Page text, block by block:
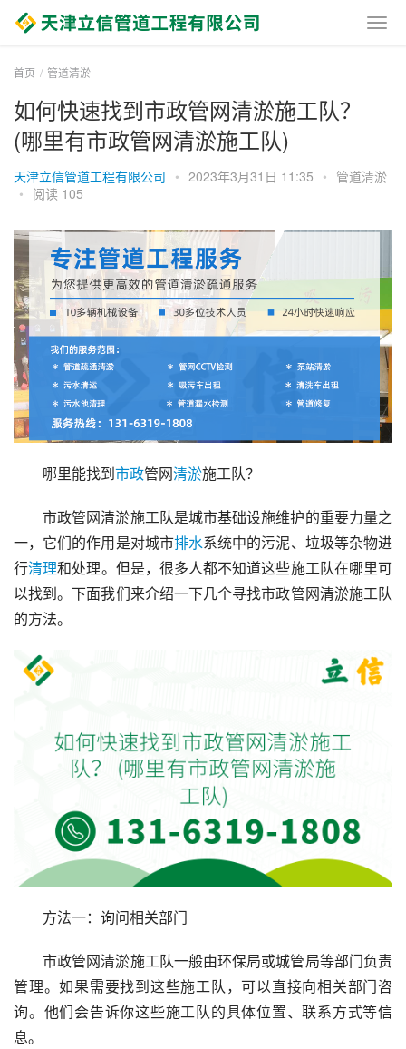
首页 管道清淤
如何快速找到市政管网清淤施工队？
(哪里有市政管网清淤施工队)
天津立信管道工程有限公司 • 2023年3月31日 11:35 • 管道清淤
• 阅读 105
哪里能找到市政管网清淤施工队？
市政管网清淤施工队是城市基础设施维护的重要力量之
一，它们的作用是对城市排水系统中的污泥、垃圾等杂物进
行清理和处理。但是，很多人都不知道这些施工队在哪里可
以找到。下面我们来介绍一下几个寻找市政管网清淤施工队
的方法。
方法一：询问相关部门
市政管网清淤施工队一般由环保局或城管局等部门负责
管理。如果需要找到这些施工队，可以直接向相关部门咨
询。他们会告诉你这些施工队的具体位置、联系方式等信
息。